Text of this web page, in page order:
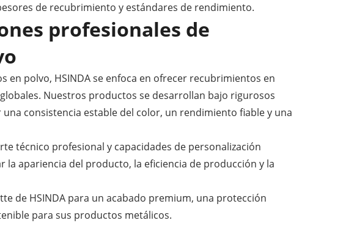
de recubrimiento y estándares de rendimiento.
profesionales de
polvo, HSINDA se enfoca en ofrecer recubrimientos en
Nuestros productos se desarrollan bajo rigurosos
consistencia estable del color, un rendimiento fiable y una
técnico profesional y capacidades de personalización
la apariencia del producto, la eficiencia de producción y la
de HSINDA para un acabado premium, una protección
para sus productos metálicos.